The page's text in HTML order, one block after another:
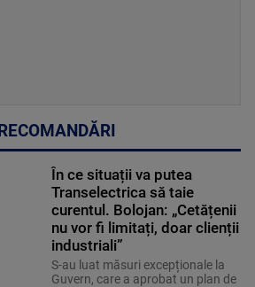
RECOMANDĂRI
În ce situații va putea
Transelectrica să taie
curentul. Bolojan: „Cetățenii
nu vor fi limitați, doar clienții
industriali”
S-au luat măsuri excepționale la
Guvern, care a aprobat un plan de